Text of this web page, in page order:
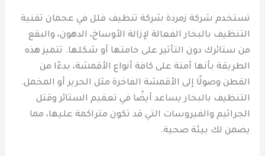
تستخدم شركة زمردة شركة تنظيف فلل في عجمان تقنية
التنظيف بالبخار الفعالة لإزالة الأوساخ، الدهون، والبقع
من ستائرك دون التأثير على خامتها أو شكلها. تتميز هذه
الطريقة بأنها آمنة على كافة أنواع الأقمشة، بدءًا من
القطن وصولًا إلى الأقمشة الفاخرة مثل الحرير أو المخمل.
التنظيف بالبخار يساعد أيضًا في تعقيم الستائر وقتل
الجراثيم والفيروسات التي قد تكون متراكمة عليها، مما
يضمن لك بيئة صحية.